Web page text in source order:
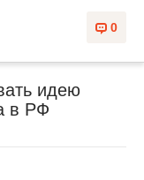
0
идею
в РФ